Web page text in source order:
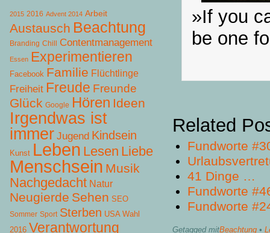
»If you
be one
Related
Fundworte
41 Dinge …
Fundworte
Fundworte
Getagged mitBeachtung •
2015 2016 Advent 2014 Arbeit
Austausch Beachtung
Branding Chill Contentmanagement
Essen Experimentieren
Facebook Familie Flüchtlinge
Freiheit Freude Freunde
Glück Google Hören Ideen
Irgendwas ist
immer Jugend Kindsein
Kunst Leben Lesen Liebe
Menschsein Musik
Nachgedacht Natur
Neugierde Sehen SEO
Sommer Sport Sterben USA Wahl
2016 Verantwortung